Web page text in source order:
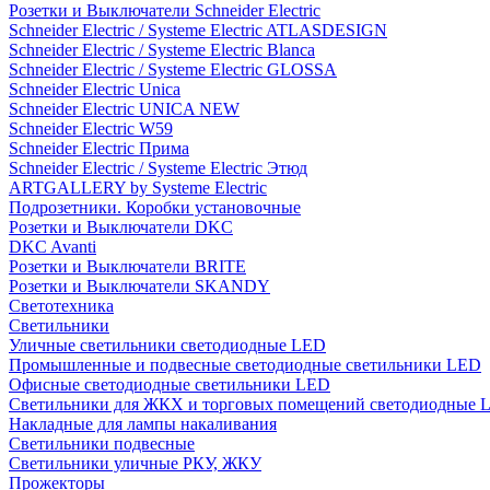
Розетки и Выключатели Schneider Electric
Schneider Electric / Systeme Electric ATLASDESIGN
Schneider Electric / Systeme Electric Blanca
Schneider Electric / Systeme Electric GLOSSA
Schneider Electric Unica
Schneider Electric UNICA NEW
Schneider Electric W59
Schneider Electric Прима
Schneider Electric / Systeme Electric Этюд
ARTGALLERY by Systeme Electric
Подрозетники. Коробки установочные
Розетки и Выключатели DKC
DKC Avanti
Розетки и Выключатели BRITE
Розетки и Выключатели SKANDY
Светотехника
Светильники
Уличные светильники светодиодные LED
Промышленные и подвесные светодиодные светильники LED
Офисные светодиодные светильники LED
Светильники для ЖКХ и торговых помещений светодиодные
Накладные для лампы накаливания
Светильники подвесные
Светильники уличные РКУ, ЖКУ
Прожекторы